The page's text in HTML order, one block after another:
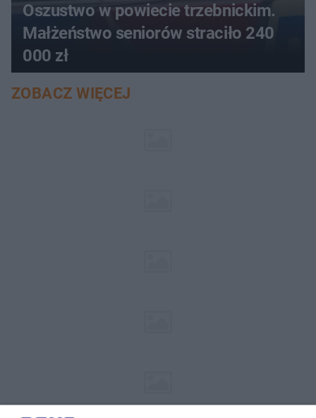
Oszustwo w powiecie trzebnickim.
Małżeństwo seniorów straciło 240
000 zł
ZOBACZ WIĘCEJ